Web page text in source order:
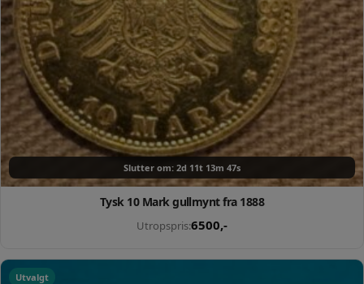
Slutter om: 2d 11t 13m 46s
Tysk 10 Mark gullmynt fra 1888
Utropspris:6500,-
Utvalgt